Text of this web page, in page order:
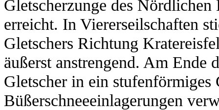
Gletscherzunge des
erreicht. In Viererseilschaften
Gletschers Richtung
äußerst anstrengend. Am Ende
Gletscher in ein stufenförmiges
Büßerschneeeinlagerungen